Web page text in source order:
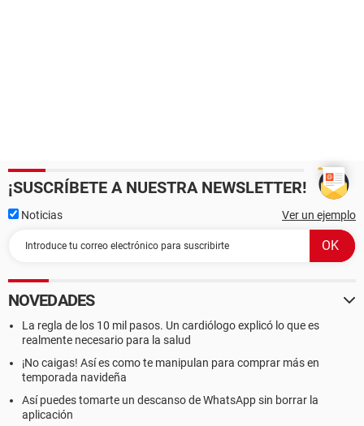
¡SUSCRÍBETE A NUESTRA NEWSLETTER!
Noticias Ver un ejemplo
NOVEDADES
La regla de los 10 mil pasos. Un cardiólogo explicó lo que es
realmente necesario para la salud
¡No caigas! Así es como te manipulan para comprar más en
temporada navideña
Así puedes tomarte un descanso de WhatsApp sin borrar la
aplicación